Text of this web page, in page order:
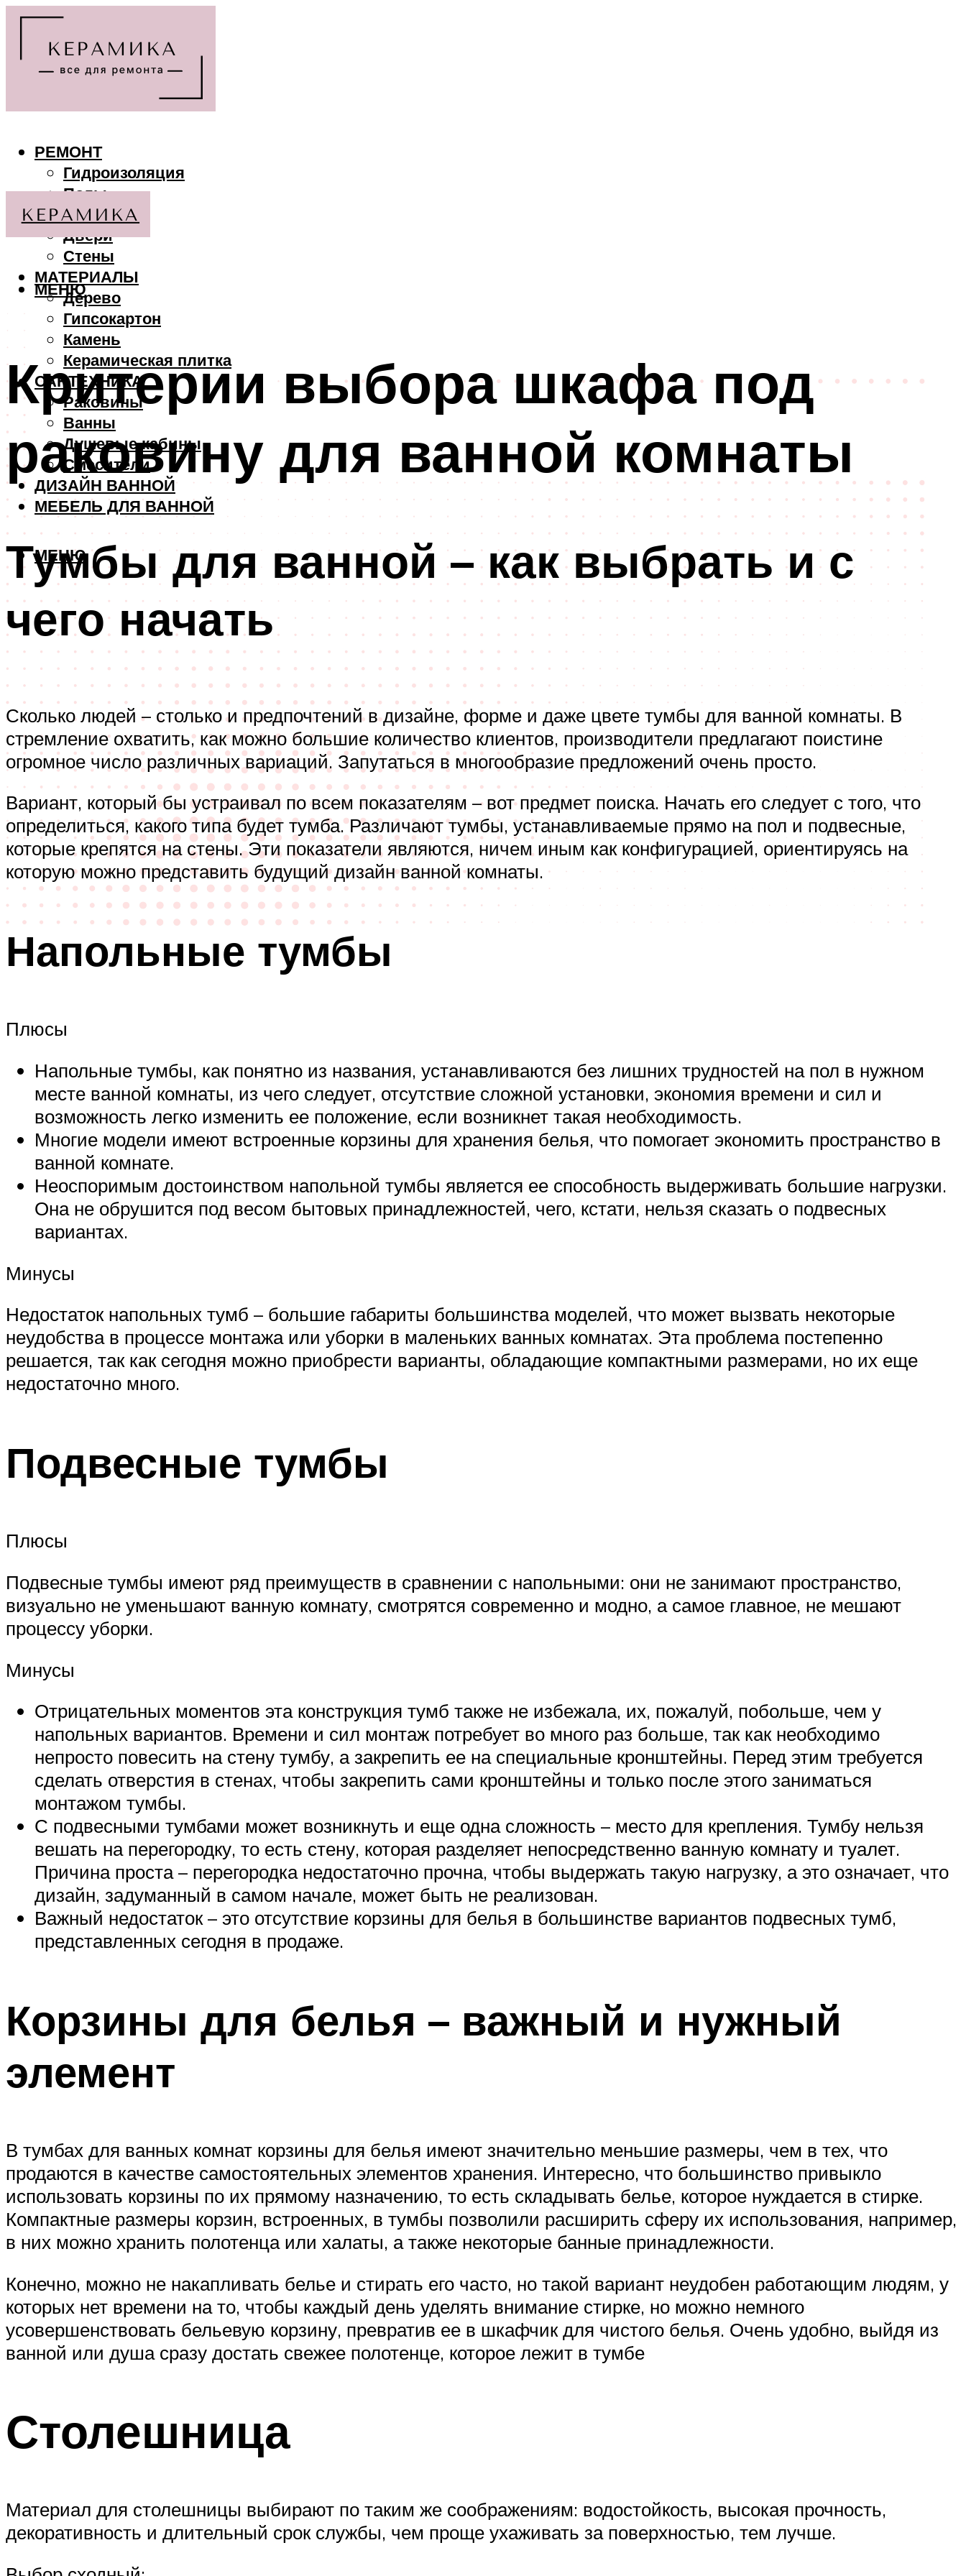
РЕМОНТ
Гидроизоляция
Полы
Потолки
Двери
Стены
МАТЕРИАЛЫ
Дерево
Гипсокартон
Камень
Керамическая плитка
САНТЕХНИКА
Раковины
Ванны
Душевые кабины
Смесители
ДИЗАЙН ВАННОЙ
МЕБЕЛЬ ДЛЯ ВАННОЙ
МЕНЮ
МЕНЮ
Критерии выбора шкафа под
раковину для ванной комнаты
Тумбы для ванной – как выбрать и с
чего начать
Сколько людей – столько и предпочтений в дизайне, форме и даже цвете тумбы для ванной комнаты. В
стремление охватить, как можно большие количество клиентов, производители предлагают поистине
огромное число различных вариаций. Запутаться в многообразие предложений очень просто.
Вариант, который бы устраивал по всем показателям – вот предмет поиска. Начать его следует с того, что
определиться, какого типа будет тумба. Различают тумбы, устанавливаемые прямо на пол и подвесные,
которые крепятся на стены. Эти показатели являются, ничем иным как конфигурацией, ориентируясь на
которую можно представить будущий дизайн ванной комнаты.
Напольные тумбы
Плюсы
Напольные тумбы, как понятно из названия, устанавливаются без лишних трудностей на пол в нужном
месте ванной комнаты, из чего следует, отсутствие сложной установки, экономия времени и сил и
возможность легко изменить ее положение, если возникнет такая необходимость.
Многие модели имеют встроенные корзины для хранения белья, что помогает экономить пространство в
ванной комнате.
Неоспоримым достоинством напольной тумбы является ее способность выдерживать большие нагрузки.
Она не обрушится под весом бытовых принадлежностей, чего, кстати, нельзя сказать о подвесных
вариантах.
Минусы
Недостаток напольных тумб – большие габариты большинства моделей, что может вызвать некоторые
неудобства в процессе монтажа или уборки в маленьких ванных комнатах. Эта проблема постепенно
решается, так как сегодня можно приобрести варианты, обладающие компактными размерами, но их еще
недостаточно много.
Подвесные тумбы
Плюсы
Подвесные тумбы имеют ряд преимуществ в сравнении с напольными: они не занимают пространство,
визуально не уменьшают ванную комнату, смотрятся современно и модно, а самое главное, не мешают
процессу уборки.
Минусы
Отрицательных моментов эта конструкция тумб также не избежала, их, пожалуй, побольше, чем у
напольных вариантов. Времени и сил монтаж потребует во много раз больше, так как необходимо
непросто повесить на стену тумбу, а закрепить ее на специальные кронштейны. Перед этим требуется
сделать отверстия в стенах, чтобы закрепить сами кронштейны и только после этого заниматься
монтажом тумбы.
С подвесными тумбами может возникнуть и еще одна сложность – место для крепления. Тумбу нельзя
вешать на перегородку, то есть стену, которая разделяет непосредственно ванную комнату и туалет.
Причина проста – перегородка недостаточно прочна, чтобы выдержать такую нагрузку, а это означает, что
дизайн, задуманный в самом начале, может быть не реализован.
Важный недостаток – это отсутствие корзины для белья в большинстве вариантов подвесных тумб,
представленных сегодня в продаже.
Корзины для белья – важный и нужный
элемент
В тумбах для ванных комнат корзины для белья имеют значительно меньшие размеры, чем в тех, что
продаются в качестве самостоятельных элементов хранения. Интересно, что большинство привыкло
использовать корзины по их прямому назначению, то есть складывать белье, которое нуждается в стирке.
Компактные размеры корзин, встроенных, в тумбы позволили расширить сферу их использования, например,
в них можно хранить полотенца или халаты, а также некоторые банные принадлежности.
Конечно, можно не накапливать белье и стирать его часто, но такой вариант неудобен работающим людям, у
которых нет времени на то, чтобы каждый день уделять внимание стирке, но можно немного
усовершенствовать бельевую корзину, превратив ее в шкафчик для чистого белья. Очень удобно, выйдя из
ванной или душа сразу достать свежее полотенце, которое лежит в тумбе
Столешница
Материал для столешницы выбирают по таким же соображениям: водостойкость, высокая прочность,
декоративность и длительный срок службы, чем проще ухаживать за поверхностью, тем лучше.